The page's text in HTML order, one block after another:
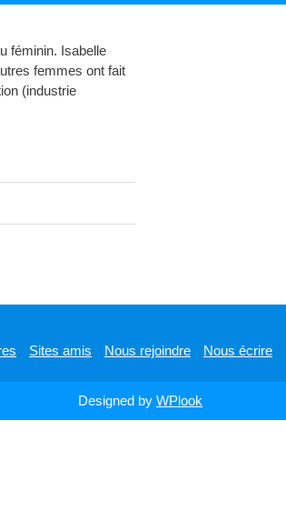
féminin. Isabelle
femmes ont fait
(industrie
Sites amis Nous rejoindre Nous écrire
Designed byWPlook